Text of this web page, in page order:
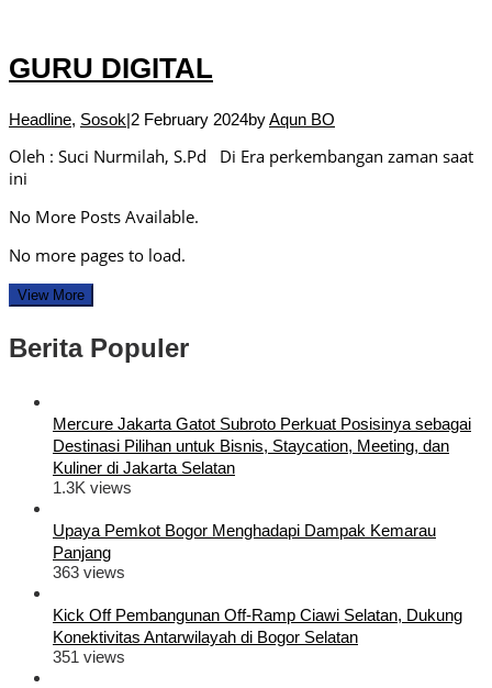
GURU DIGITAL
Headline, Sosok|2 February 2024byAqun BO
Oleh : Suci Nurmilah, S.Pd Di Era perkembangan zaman saat
ini
No More Posts Available.
No more pages to load.
View More
Berita Populer
Mercure Jakarta Gatot Subroto Perkuat Posisinya sebagai
Destinasi Pilihan untuk Bisnis, Staycation, Meeting, dan
Kuliner di Jakarta Selatan
1.3K views
Upaya Pemkot Bogor Menghadapi Dampak Kemarau
Panjang
363 views
Kick Off Pembangunan Off-Ramp Ciawi Selatan, Dukung
Konektivitas Antarwilayah di Bogor Selatan
351 views